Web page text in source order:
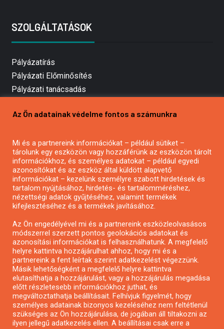
SZOLGÁLTATÁSOK
Pályázatírás
Pályázati Előminősítés
Pályázati tanácsadás
Mezőgazdasági pályázatírás
Pályázatírás civil szervezeteknek
Pályázatírás önkormányzatoknak
Pályázatfigyelés
Specifikus pályázatfigyelés vagy hírlevél
Pályázatok magánszemélyeknek
Pályázatok civil szervezeteknek
Pályázatok vállalkozásoknak
Önkormányzati pályázatok
Mezőgazdasági pályázatok
Falusi turizmus pályázatok
Az Ön adatainak védelme fontos a számunkra
Mi és a partnereink információkat – például sütiket –
tárolunk egy eszközön vagy hozzáférünk az eszközön tárolt
információkhoz, és személyes adatokat – például egyedi
azonosítókat és az eszköz által küldött alapvető
információkat – kezelünk személyre szabott hirdetések és
tartalom nyújtásához, hirdetés- és tartalomméréshez,
nézettségi adatok gyűjtéséhez, valamint termékek
kifejlesztéséhez és a termékek javításához.
Az Ön engedélyével mi és a partnereink eszközleolvasásos
módszerrel szerzett pontos geolokációs adatokat és
azonosítási információkat is felhasználhatunk. A megfelelő
helyre kattintva hozzájárulhat ahhoz, hogy mi és a
partnereink a fent leírtak szerint adatkezelést végezzünk.
Másik lehetőségként a megfelelő helyre kattintva
elutasíthatja a hozzájárulást, vagy a hozzájárulás megadása
előtt részletesebb információkhoz juthat, és
megváltoztathatja beállításait. Felhívjuk figyelmét, hogy
személyes adatainak bizonyos kezeléséhez nem feltétlenül
szükséges az Ön hozzájárulása, de jogában áll tiltakozni az
ilyen jellegű adatkezelés ellen. A beállításai csak erre a